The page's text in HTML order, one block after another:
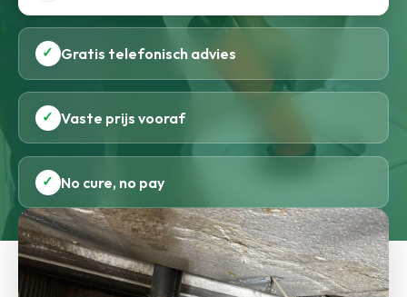
✓ Gratis telefonisch advies
✓ Vaste prijs vooraf
✓ No cure, no pay